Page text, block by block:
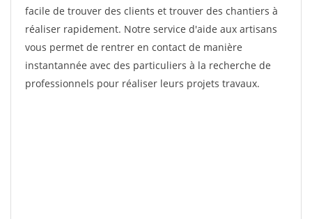
facile de trouver des clients et trouver des chantiers à
réaliser rapidement. Notre service d'aide aux artisans
vous permet de rentrer en contact de manière
instantannée avec des particuliers à la recherche de
professionnels pour réaliser leurs projets travaux.